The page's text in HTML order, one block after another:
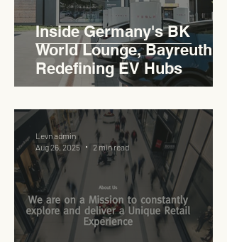
Inside Germany's BK
World Lounge, Bayreuth -
Redefining EV Hubs
Levn admin
Aug 26, 2025
2 min read